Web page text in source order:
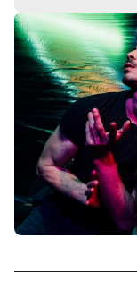
Next
Do.
Next
Sa.